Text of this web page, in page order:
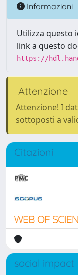
Informazioni
Utilizza questo
link a questo
https://
Attenzione
Attenzione! I
sottoposti a
Citazioni
social impact